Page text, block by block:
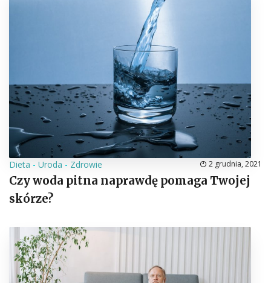
Dieta - Uroda - Zdrowie 2 grudnia, 2021
Czy woda pitna naprawdę pomaga Twojej
skórze?